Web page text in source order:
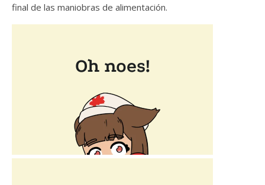
final de las maniobras de alimentación.